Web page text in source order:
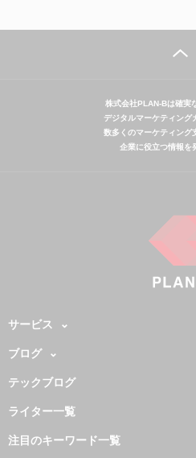
株式会社PLAN-Bは確実
デジタルマーケティング
数多くのマーケティング
企業に役立つ情報を
サービス
ブログ
テックブログ
ライター一覧
注目のキーワード一覧